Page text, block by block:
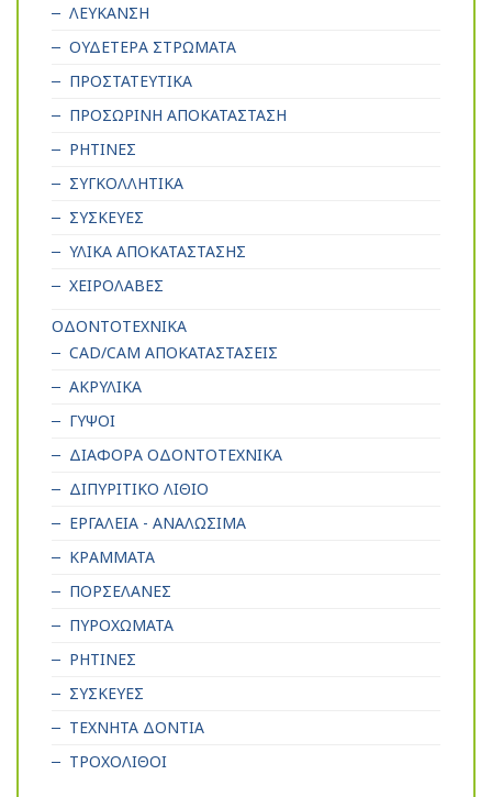
ΛΕΥΚΑΝΣΗ
ΟΥΔΕΤΕΡΑ ΣΤΡΩΜΑΤΑ
ΠΡΟΣΤΑΤΕΥΤΙΚΑ
ΠΡΟΣΩΡΙΝΗ ΑΠΟΚΑΤΑΣΤΑΣΗ
ΡΗΤΙΝΕΣ
ΣΥΓΚΟΛΛΗΤΙΚΑ
ΣΥΣΚΕΥΕΣ
ΥΛΙΚΑ ΑΠΟΚΑΤΑΣΤΑΣΗΣ
ΧΕΙΡΟΛΑΒΕΣ
ΟΔΟΝΤΟΤΕΧΝΙΚΑ
CAD/CAM ΑΠΟΚΑΤΑΣΤΑΣΕΙΣ
ΑΚΡΥΛΙΚΑ
ΓΥΨΟΙ
ΔΙΑΦΟΡΑ ΟΔΟΝΤΟΤΕΧΝΙΚΑ
ΔΙΠΥΡΙΤΙΚΟ ΛΙΘΙΟ
ΕΡΓΑΛΕΙΑ - ΑΝΑΛΩΣΙΜΑ
ΚΡΑΜΜΑΤΑ
ΠΟΡΣΕΛΑΝΕΣ
ΠΥΡΟΧΩΜΑΤΑ
ΡΗΤΙΝΕΣ
ΣΥΣΚΕΥΕΣ
ΤΕΧΝΗΤΑ ΔΟΝΤΙΑ
ΤΡΟΧΟΛΙΘΟΙ